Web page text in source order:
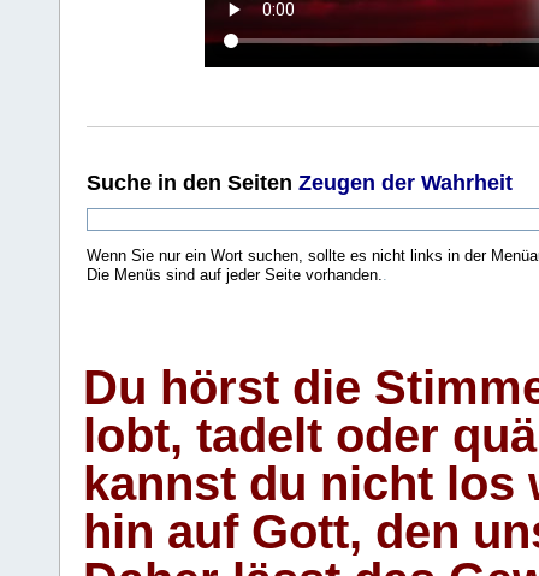
Suche in den Seiten Zeugen der Wahrheit
Wenn Sie nur ein Wort suchen, sollte es nicht links in der
Die Menüs sind auf jeder Seite vorhanden.
Du hörst die
lobt, tadelt oder
kannst du nicht los
hin auf Gott, den